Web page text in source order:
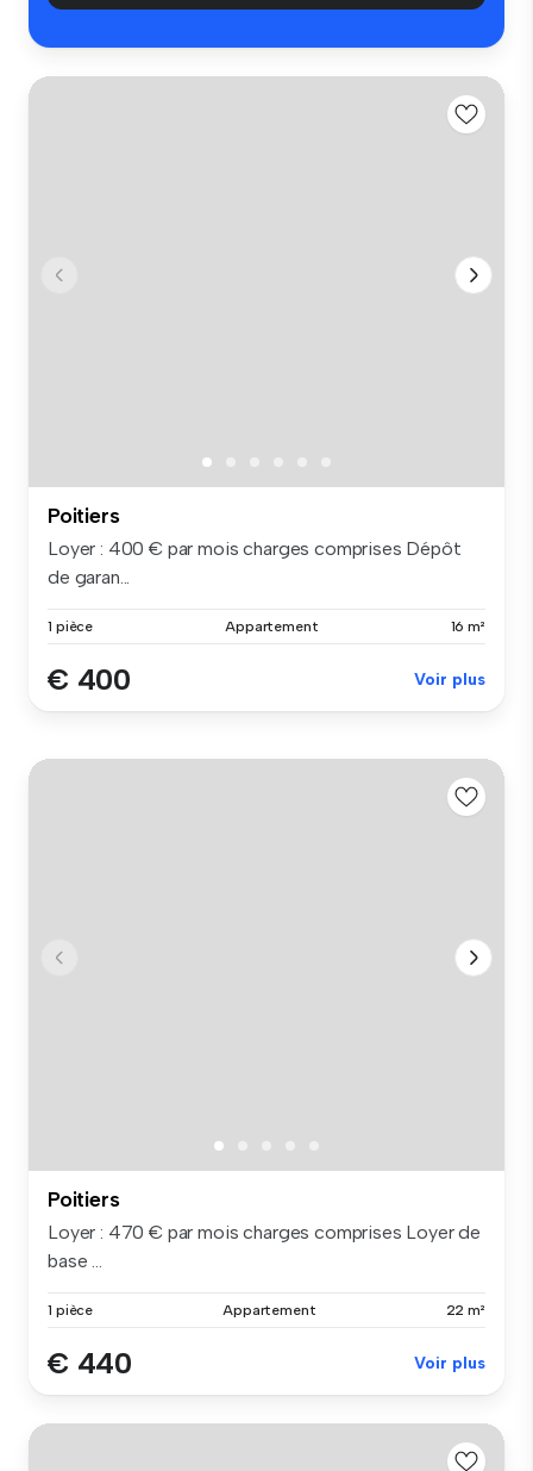
Poitiers
Loyer : 400 € par mois charges comprises Dépôt
de garan...
1 pièce Appartement 16 m²
€ 400 Voir plus
Poitiers
Loyer : 470 € par mois charges comprises Loyer de
base ...
1 pièce Appartement 22 m²
€ 440 Voir plus